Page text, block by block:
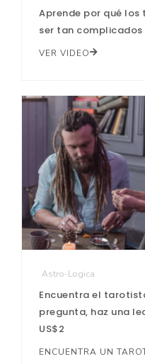
Aprende por qué
ser tan complicados
VER VIDEO
Astro-Logica
Encuentra el
pregunta, haz una
US$2
ENCUENTRA UN